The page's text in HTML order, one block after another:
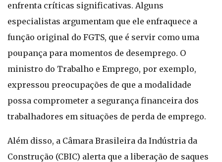
enfrenta críticas significativas. Alguns
especialistas argumentam que ele enfraquece a
função original do FGTS, que é servir como uma
poupança para momentos de desemprego. O
ministro do Trabalho e Emprego, por exemplo,
expressou preocupações de que a modalidade
possa comprometer a segurança financeira dos
trabalhadores em situações de perda de emprego.
Além disso, a Câmara Brasileira da Indústria da
Construção (CBIC) alerta que a liberação de saques